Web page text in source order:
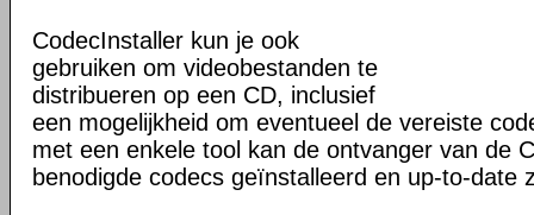
CodecInstaller kun je ook
gebruiken om videobestanden te
distribueren op een CD, inclusief
een mogelijkheid om eventueel de vereiste
met een enkele tool kan de ontvanger van de
benodigde codecs geïnstalleerd en up-to-date